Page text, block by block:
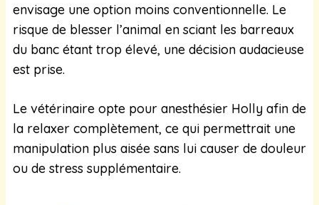
envisage une option moins conventionnelle. Le
risque de blesser l’animal en sciant les barreaux
du banc étant trop élevé, une décision audacieuse
est prise.
Le vétérinaire opte pour anesthésier Holly afin de
la relaxer complètement, ce qui permettrait une
manipulation plus aisée sans lui causer de douleur
ou de stress supplémentaire.